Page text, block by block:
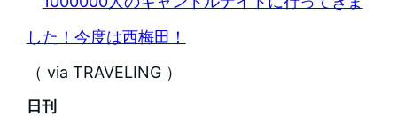
した！今度は西梅田！
（ via TRAVELING ）
日刊